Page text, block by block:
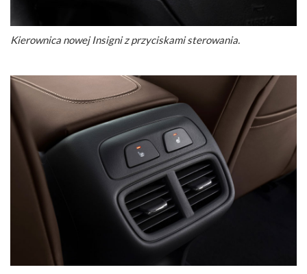
Kierownica nowej Insigni z przyciskami sterowania.